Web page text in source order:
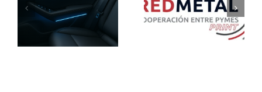
RED METAL PRINT INFINITE